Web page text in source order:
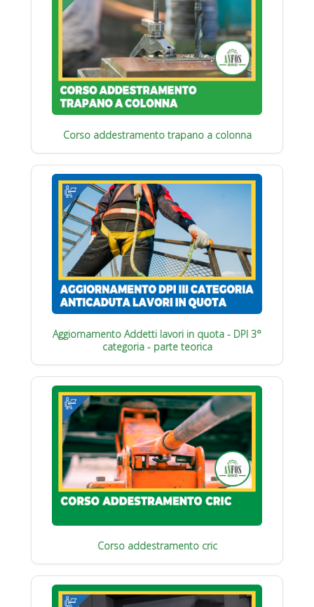
Corso addestramento trapano a colonna
Aggiornamento Addetti lavori in quota - DPI 3°
categoria - parte teorica
Corso addestramento cric